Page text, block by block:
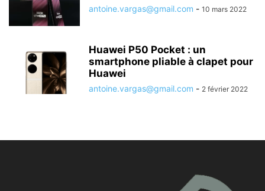
antoine.vargas@gmail.com - 10 mars 2022
Huawei P50 Pocket : un
smartphone pliable à clapet pour
Huawei
antoine.vargas@gmail.com - 2 février 2022